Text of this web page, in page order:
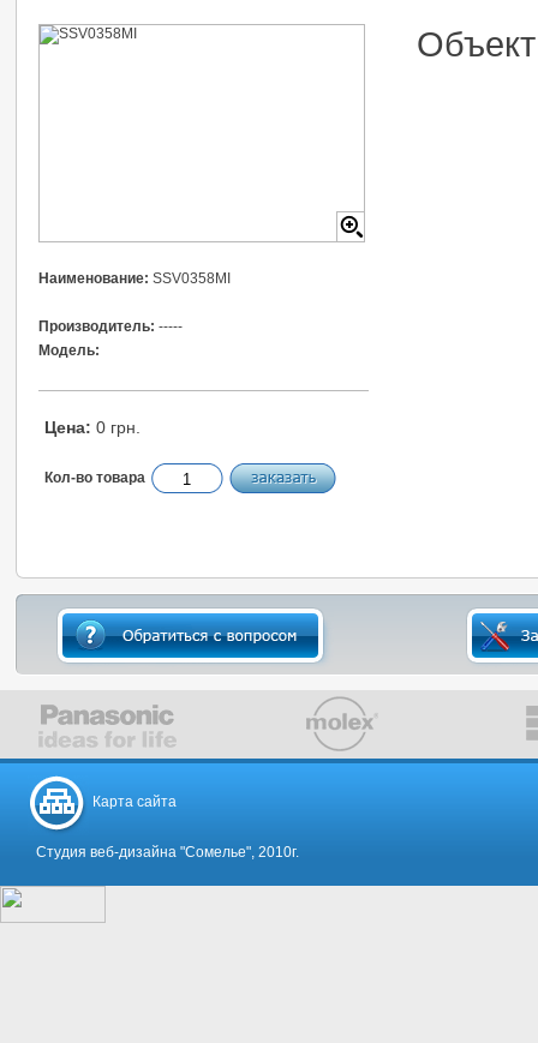
Наименование: SSV0358MI
Производитель: -----
Модель:
Цена: 0 грн.
Кол-во товара
Карта сайта
Студия веб-дизайна "Сомелье", 2010г.